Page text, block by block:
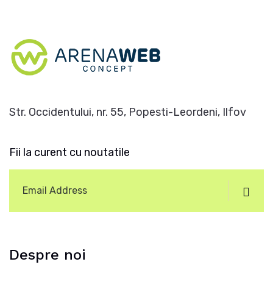
Str. Occidentului, nr. 55, Popesti-Leordeni, Ilfov
Fii la curent cu noutatile
Despre noi